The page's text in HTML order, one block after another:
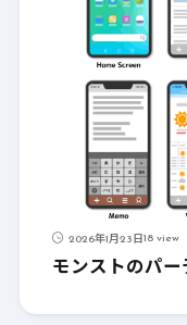
2026年1月23日18 view
モンストのパー